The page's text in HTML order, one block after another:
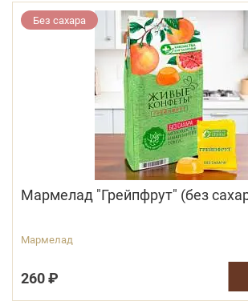
Без сахара
Мармелад "Грейпфрут" (без
Мармелад
260 ₽